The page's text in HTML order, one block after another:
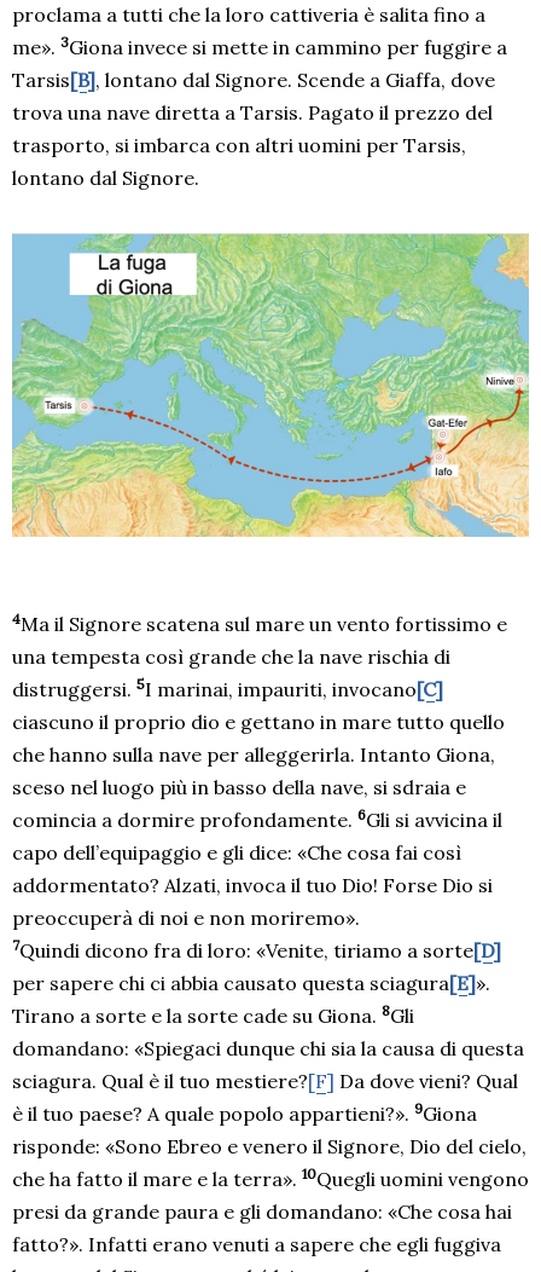
proclama a tutti che la loro cattiveria è salita fino a
me». 3Giona invece si mette in cammino per fuggire a
Tarsis[B], lontano dal Signore. Scende a Giaffa, dove
trova una nave diretta a Tarsis. Pagato il prezzo del
trasporto, si imbarca con altri uomini per Tarsis,
lontano dal Signore.
4Ma il Signore scatena sul mare un vento fortissimo e
una tempesta così grande che la nave rischia di
distruggersi. 5I marinai, impauriti, invocano[C]
ciascuno il proprio dio e gettano in mare tutto quello
che hanno sulla nave per alleggerirla. Intanto Giona,
sceso nel luogo più in basso della nave, si sdraia e
comincia a dormire profondamente. 6Gli si avvicina il
capo dell’equipaggio e gli dice: «Che cosa fai così
addormentato? Alzati, invoca il tuo Dio! Forse Dio si
preoccuperà di noi e non moriremo».
7Quindi dicono fra di loro: «Venite, tiriamo a sorte[D]
per sapere chi ci abbia causato questa sciagura[E]».
Tirano a sorte e la sorte cade su Giona. 8Gli
domandano: «Spiegaci dunque chi sia la causa di questa
sciagura. Qual è il tuo mestiere?[F] Da dove vieni? Qual
è il tuo paese? A quale popolo appartieni?». 9Giona
risponde: «Sono Ebreo e venero il Signore, Dio del cielo,
che ha fatto il mare e la terra». 10Quegli uomini vengono
presi da grande paura e gli domandano: «Che cosa hai
fatto?». Infatti erano venuti a sapere che egli fuggiva